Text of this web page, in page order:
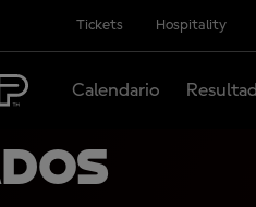
Tickets Hospitality
Calendario